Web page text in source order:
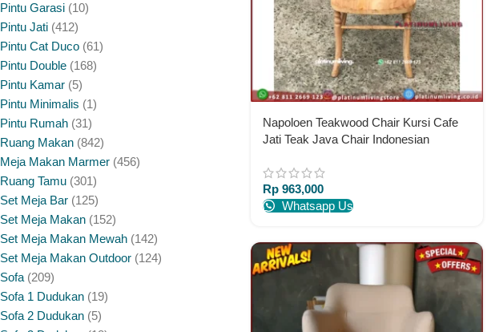
Pintu Garasi 10
Pintu Jati 412
Pintu Cat Duco 61
Pintu Double 168
Pintu Kamar 5
Pintu Minimalis 1
Pintu Rumah 31
Ruang Makan 842
Meja Makan Marmer 456
Ruang Tamu 301
Set Meja Bar 125
Set Meja Makan 152
Set Meja Makan Mewah 142
Set Meja Makan Outdoor 124
Sofa 209
Sofa 1 Dudukan 19
Sofa 2 Dudukan 5
Napoloen Teakwood Chair Kursi Cafe
Jati Teak Java Chair Indonesian
Rp963,000
Whatsapp Us